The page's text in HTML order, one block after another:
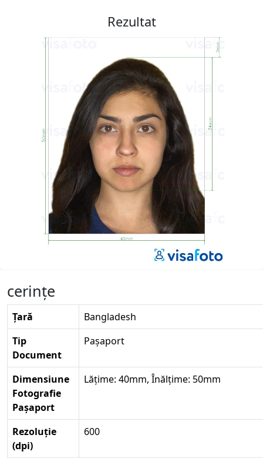
Rezultat
cerinţe
Țară
Bangladesh
Tip
Document
Pașaport
Dimensiune
Fotografie
Pașaport
Lățime: 40mm, Înălțime: 50mm
Rezoluție
(dpi)
600